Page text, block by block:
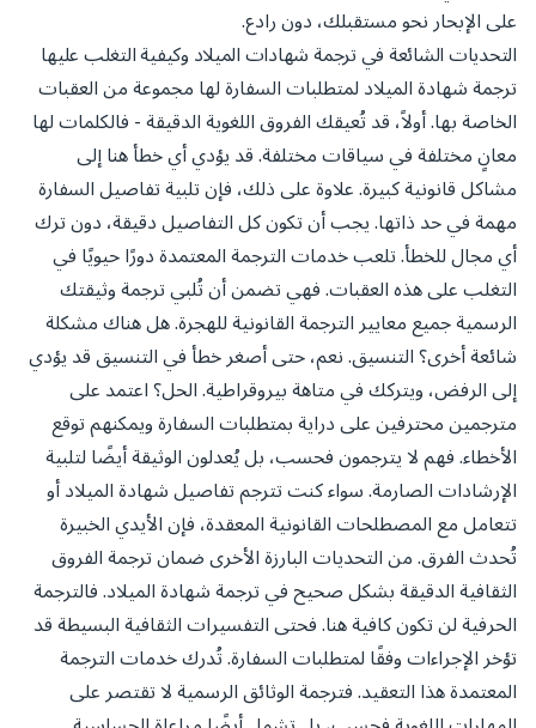
على الإبحار نحو مستقبلك، دون رادع.
التحديات الشائعة في ترجمة شهادات الميلاد وكيفية التغلب عليها
ترجمة شهادة الميلاد لمتطلبات السفارة لها مجموعة من العقبات
الخاصة بها. أولاً، قد تُعيقك الفروق اللغوية الدقيقة - فالكلمات لها
معانٍ مختلفة في سياقات مختلفة. قد يؤدي أي خطأ هنا إلى
مشاكل قانونية كبيرة. علاوة على ذلك، فإن تلبية تفاصيل السفارة
مهمة في حد ذاتها. يجب أن تكون كل التفاصيل دقيقة، دون ترك
أي مجال للخطأ. تلعب خدمات الترجمة المعتمدة دورًا حيويًا في
التغلب على هذه العقبات. فهي تضمن أن تُلبي ترجمة وثيقتك
الرسمية جميع معايير الترجمة القانونية للهجرة. هل هناك مشكلة
شائعة أخرى؟ التنسيق. نعم، حتى أصغر خطأ في التنسيق قد يؤدي
إلى الرفض، ويتركك في متاهة بيروقراطية. الحل؟ اعتمد على
مترجمين محترفين على دراية بمتطلبات السفارة ويمكنهم توقع
الأخطاء. فهم لا يترجمون فحسب، بل يُعدلون الوثيقة أيضًا لتلبية
الإرشادات الصارمة. سواء كنت تترجم تفاصيل شهادة الميلاد أو
تتعامل مع المصطلحات القانونية المعقدة، فإن الأيدي الخبيرة
تُحدث الفرق. من التحديات البارزة الأخرى ضمان ترجمة الفروق
الثقافية الدقيقة بشكل صحيح في ترجمة شهادة الميلاد. فالترجمة
الحرفية لن تكون كافية هنا. فحتى التفسيرات الثقافية البسيطة قد
تؤخر الإجراءات وفقًا لمتطلبات السفارة. تُدرك خدمات الترجمة
المعتمدة هذا التعقيد. فترجمة الوثائق الرسمية لا تقتصر على